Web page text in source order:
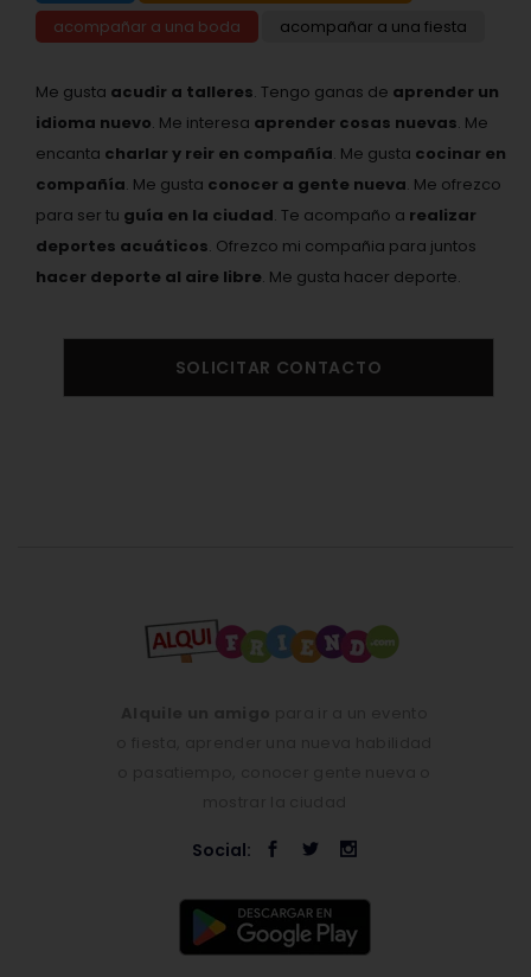
acompañar a una boda
acompañar a una fiesta
Me gusta acudir a talleres. Tengo ganas de aprender un
idioma nuevo. Me interesa aprender cosas nuevas. Me
encanta charlar y reir en compañía. Me gusta cocinar en
compañía. Me gusta conocer a gente nueva. Me ofrezco
para ser tu guía en la ciudad. Te acompaño a realizar
deportes acuáticos. Ofrezco mi compañia para juntos
hacer deporte al aire libre. Me gusta hacer deporte.
SOLICITAR CONTACTO
Social: